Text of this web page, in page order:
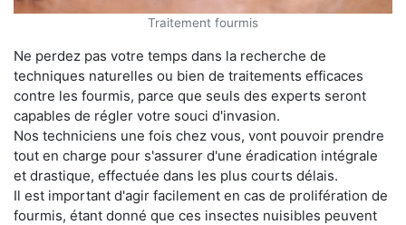
Traitement fourmis
Ne perdez pas votre temps dans la recherche de
techniques naturelles ou bien de traitements efficaces
contre les fourmis, parce que seuls des experts seront
capables de régler votre souci d'invasion.
Nos techniciens une fois chez vous, vont pouvoir prendre
tout en charge pour s'assurer d'une éradication intégrale
et drastique, effectuée dans les plus courts délais.
Il est important d'agir facilement en cas de prolifération de
fourmis, étant donné que ces insectes nuisibles peuvent